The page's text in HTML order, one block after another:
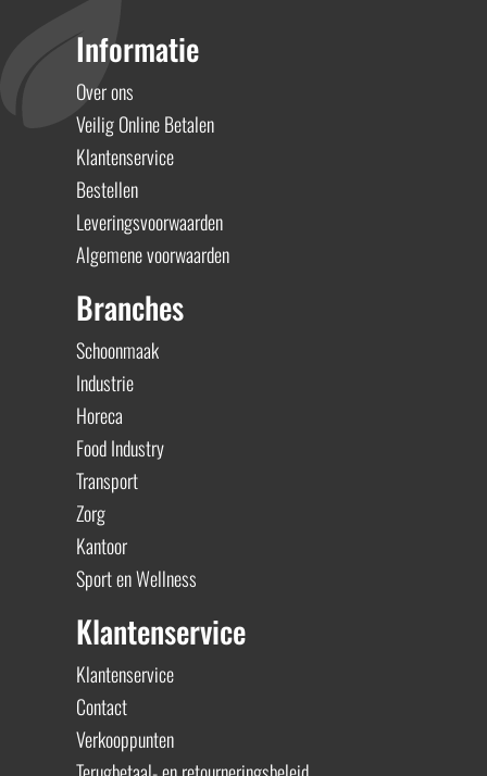
Informatie
Over ons
Veilig Online Betalen
Klantenservice
Bestellen
Leveringsvoorwaarden
Algemene voorwaarden
Branches
Schoonmaak
Industrie
Horeca
Food Industry
Transport
Zorg
Kantoor
Sport en Wellness
Klantenservice
Klantenservice
Contact
Verkooppunten